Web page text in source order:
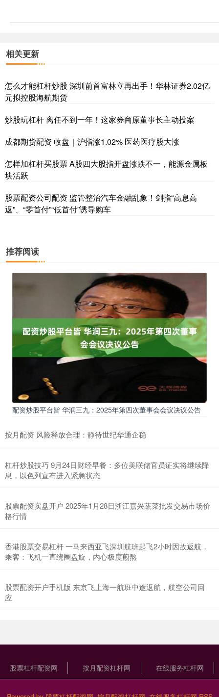
相关更新
怎么才能杠杆炒股 深圳前首富林立再出手！华林证券2.02亿
元拟控股海航期货
炒股玩杠杆 离任不到一年！这家券商原董事长主动投案
成都期货配资 收盘｜沪指涨1.02% 医药医疗股大涨
怎样加杠杆买股票 A股四大股指开盘涨跌不一，能源金属板
块活跃
股票配资公司配资 监管整治汽车金融乱象！剑指“高息高
返”、“零首付”“低首付”诱导购车
推荐阅读
配资炒股平台皆 华润三九：2025年第四次董事会会议决议公告
按月配资 风险释放合理：静待世纪华通企稳
杠杆炒股技巧 9月24日财经早餐：多位美联储官员证实将继续降
息，以色列宣布进入紧急状态
股票配资实盘开户 2025年1月28日浙江嘉兴蔬菜批发交易市场价
格行情
香港股票交易杠杆 一马来西亚飞深圳航班起飞2小时因故返航，
乘客：飞机一直绕圈盘旋，内心极度煎熬
股票配资开户手机版 东京飞上海一航班中途返航，航空公司回
应
股票杠杆配资网 按月配资杠杆网 在线服务杠杆网